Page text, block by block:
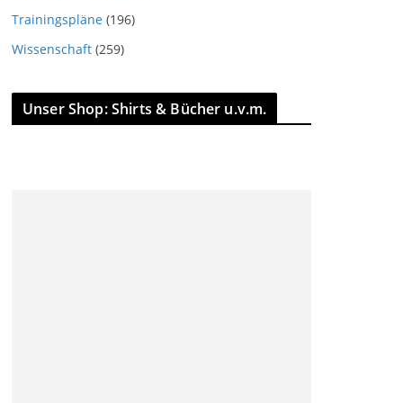
Trainingspläne (196)
Wissenschaft (259)
Unser Shop: Shirts & Bücher u.v.m.